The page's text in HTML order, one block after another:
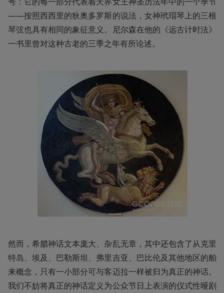
——按照西西里的狄奥多罗斯的说法，女神玳瑁琴上的三根
琴弦也具有相同的象征意义。尼尔森在他的《远古计时法》
一书里曾对这种古老的三季之年有所论述。
然而，希腊神话文本庞大、杂乱无章，其中还包含了从克里
特岛、埃及、巴勒斯坦、弗里吉亚、巴比伦及其他地区的舶
来概念，只有一小部分可与客迈拉一样被归为真正的神话。
我们不妨将真正的神话定义为公众节日上表演的仪式性哑剧